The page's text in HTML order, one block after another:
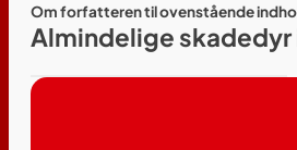
Om forfatteren til ovenstående
Almindelige skadedyr